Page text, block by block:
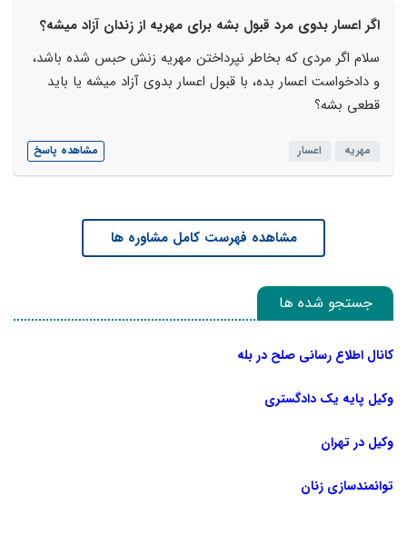
اگر اعسار بدوی مرد قبول بشه برای مهریه از زندان آزاد میشه؟
سلام اگر مردی که بخاطر نپرداختن مهریه زنش حبس شده باشد،
و دادخواست اعسار بده، با قبول اعسار بدوی آزاد میشه یا باید
قطعی بشه؟
مهریه اعسار مشاهده پاسخ
مشاهده فهرست کامل مشاوره ها
جستجو شده ها
کانال اطلاع رسانی صلح در بله
وکیل پایه یک دادگستری
وکیل در تهران
توانمندسازی زنان